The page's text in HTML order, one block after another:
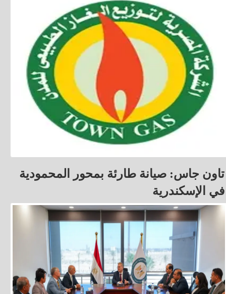
تاون جاس: صيانة طارئة بمحور المحمودية
في الإسكندرية